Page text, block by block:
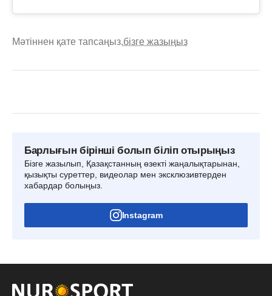
Мәтіннен қате тапсаңыз,бізге жазыңыз
Барлығын бірінші болып біліп отырыңыз
Бізге жазылып, Қазақстанның өзекті жаңалықтарынан,
қызықты суреттер, видеолар мен эксклюзивтерден
хабардар болыңыз.
Instagram